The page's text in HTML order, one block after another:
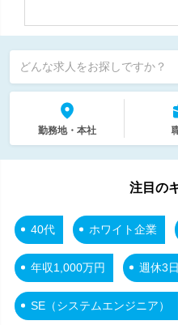
どんな求人をお探しですか？
勤務地・本社
注目の
40代 ホワイト企業
年収1,000万円 週休3日
SE（システムエンジニア）